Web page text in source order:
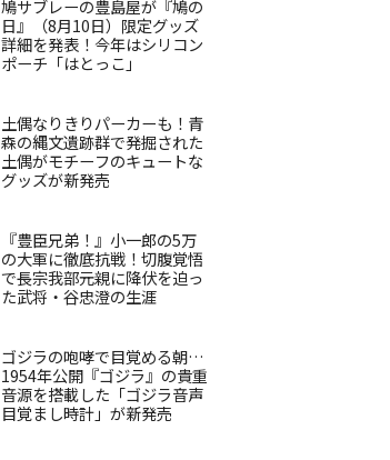
鳩サブレーの豊島屋が『鳩の
日』（8月10日）限定グッズ
詳細を発表！今年はシリコン
ポーチ「はとっこ」
土偶なりきりパーカーも！青
森の縄文遺跡群で発掘された
土偶がモチーフのキュートな
グッズが新発売
『豊臣兄弟！』小一郎の5万
の大軍に徹底抗戦！切腹覚悟
で長宗我部元親に降伏を迫っ
た武将・谷忠澄の生涯
ゴジラの咆哮で目覚める朝…
1954年公開『ゴジラ』の貴重
音源を搭載した「ゴジラ音声
目覚まし時計」が新発売